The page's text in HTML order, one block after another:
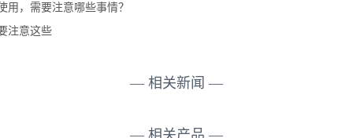
，需要注意哪些事情？
注意这些
— 相关新闻 —